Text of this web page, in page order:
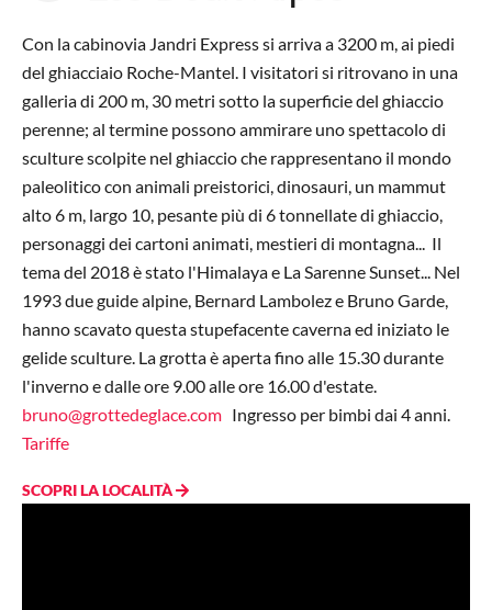
Con la cabinovia Jandri Express si arriva a 3200 m, ai piedi
del ghiacciaio Roche-Mantel. I visitatori si ritrovano in una
galleria di 200 m, 30 metri sotto la superficie del ghiaccio
perenne; al termine possono ammirare uno spettacolo di
sculture scolpite nel ghiaccio che rappresentano il mondo
paleolitico con animali preistorici, dinosauri, un mammut
alto 6 m, largo 10, pesante più di 6 tonnellate di ghiaccio,
personaggi dei cartoni animati, mestieri di montagna... Il
tema del 2018 è stato l'Himalaya e La Sarenne Sunset... Nel
1993 due guide alpine, Bernard Lambolez e Bruno Garde,
hanno scavato questa stupefacente caverna ed iniziato le
gelide sculture. La grotta è aperta fino alle 15.30 durante
l'inverno edalle ore 9.00 alle ore 16.00 d'estate.
bruno@grottedeglace.com Ingresso per bimbi dai 4 anni.
Tariffe
SCOPRI LA LOCALITÀ